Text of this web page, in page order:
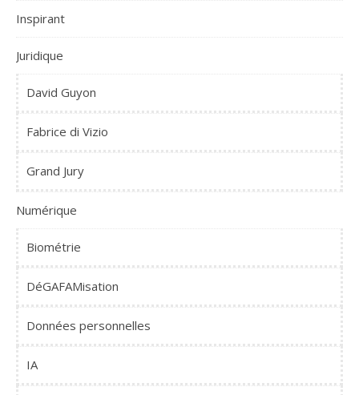
Inspirant
Juridique
David Guyon
Fabrice di Vizio
Grand Jury
Numérique
Biométrie
DéGAFAMisation
Données personnelles
IA